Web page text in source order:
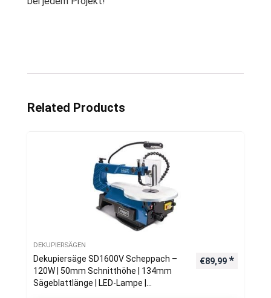
Related Products
DEKUPIERSÄGEN
Dekupiersäge SD1600V Scheppach –
120W | 50mm Schnitthöhe | 134mm
Sägeblattlänge | LED-Lampe |
€89,99